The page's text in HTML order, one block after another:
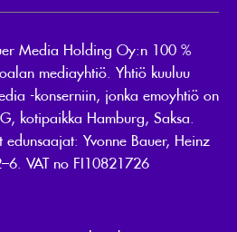
Media Holding Oy:n 100 %
mediayhtiö. Yhtiö kuuluu
-konserniin, jonka emoyhtiö on
kotipaikka Hamburg, Saksa.
Yvonne Bauer, Heinz
VAT no FI10821726